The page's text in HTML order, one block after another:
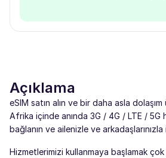
Açıklama
eSIM satın alın ve bir daha asla
Afrika içinde anında 3G / 4G / LTE / 5G
bağlanın ve ailenizle ve arkadaşlarınızla
Hizmetlerimizi kullanmaya başlamak çok